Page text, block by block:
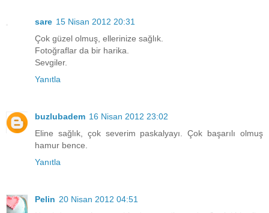
sare 15 Nisan 2012 20:31
Çok güzel olmuş, ellerinize sağlık.
Fotoğraflar da bir harika.
Sevgiler.
Yanıtla
buzlubadem 16 Nisan 2012 23:02
Eline sağlık, çok severim paskalyayı. Çok başarılı olmuş
hamur bence.
Yanıtla
Pelin 20 Nisan 2012 04:51